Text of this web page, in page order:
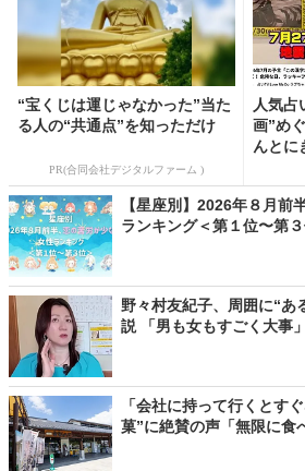
“宝くじは運じゃなかった”当た
る人の“共通点”を知っただけ
PR(合同会社デジタルファーム )
人気占
画”め
んとに
【星座別】2026年８月前
ランキング＜第１位〜第３
野々村友紀子、周囲に“あ
説 「男も女もすごく大事」
「会社に持って行くとす
菓”に絶賛の声「無限に食